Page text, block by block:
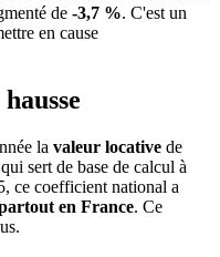
de -3,7 %. C'est un
en cause
la valeur locative de
sert de base de calcul à
ce coefficient national a
en France. Ce